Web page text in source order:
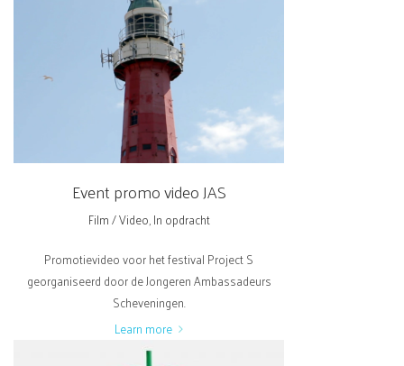
Event promo video JAS
Film / Video,In opdracht
Promotievideo voor het festival Project S
georganiseerd door de Jongeren Ambassadeurs
Scheveningen.
Learn more